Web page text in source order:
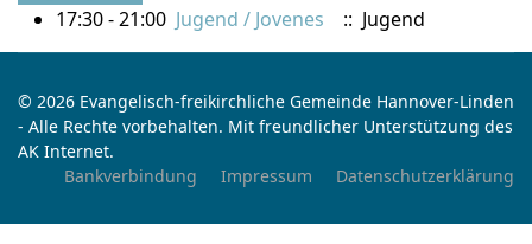
17:30 - 21:00 Jugend / Jovenes :: Jugend
© 2026 Evangelisch-freikirchliche Gemeinde Hannover-Linden
- Alle Rechte vorbehalten. Mit freundlicher Unterstützung des
AK Internet.
Bankverbindung
Impressum Datenschutzerklärung